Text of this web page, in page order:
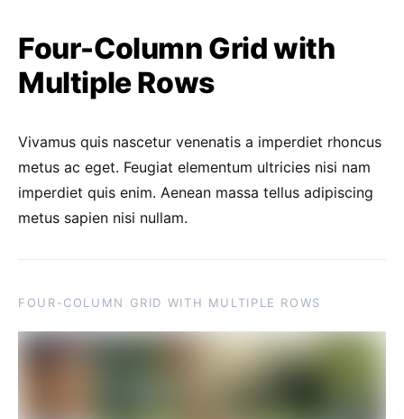
Four-Column Grid with
Multiple Rows
Vivamus quis nascetur venenatis a imperdiet rhoncus
metus ac eget. Feugiat elementum ultricies nisi nam
imperdiet quis enim. Aenean massa tellus adipiscing
metus sapien nisi nullam.
FOUR-COLUMN GRID WITH MULTIPLE ROWS